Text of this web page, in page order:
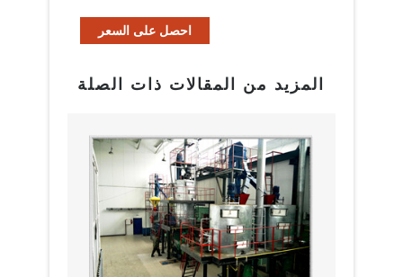
احصل على السعر
المزيد من المقالات ذات الصلة